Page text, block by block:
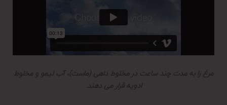
مرغ را به مدت چند ساعت در مخلوط داهی (ماست)، آب لیمو و مخلوط
ادویه قرار می دهند.